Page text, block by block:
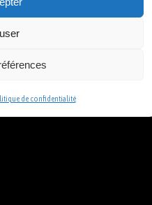
de confidentialité